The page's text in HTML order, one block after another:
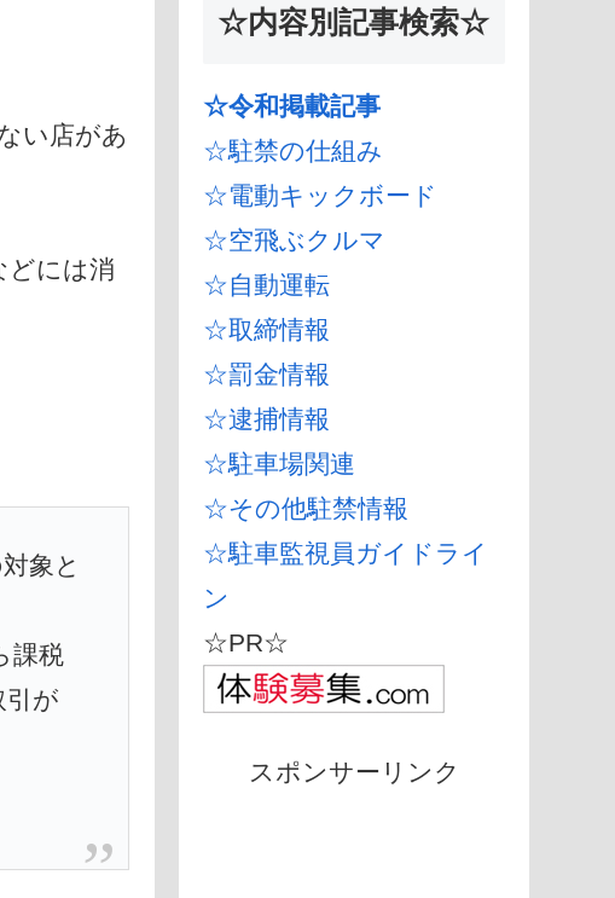
い店があ
どには消
象と
課税
引が
☆内容別記事検索☆
☆令和掲載記事
☆駐禁の仕組み
☆電動キックボード
☆空飛ぶクルマ
☆自動運転
☆取締情報
☆罰金情報
☆逮捕情報
☆駐車場関連
☆その他駐禁情報
☆駐車監視員ガイドライ
ン
☆PR☆
スポンサーリンク